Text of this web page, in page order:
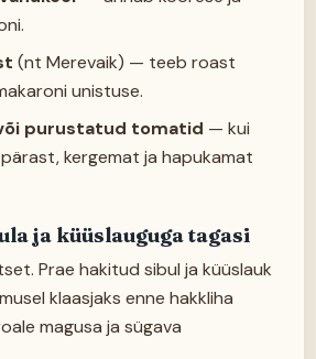
(nt Merevaik) — teeb roast
unistuse.
purustatud tomatid — kui
kergemat ja hapukamat
ja küüslauguga tagasi
Prae hakitud sibul ja küüslauk
klaasjaks enne hakkliha
magusa ja sügava